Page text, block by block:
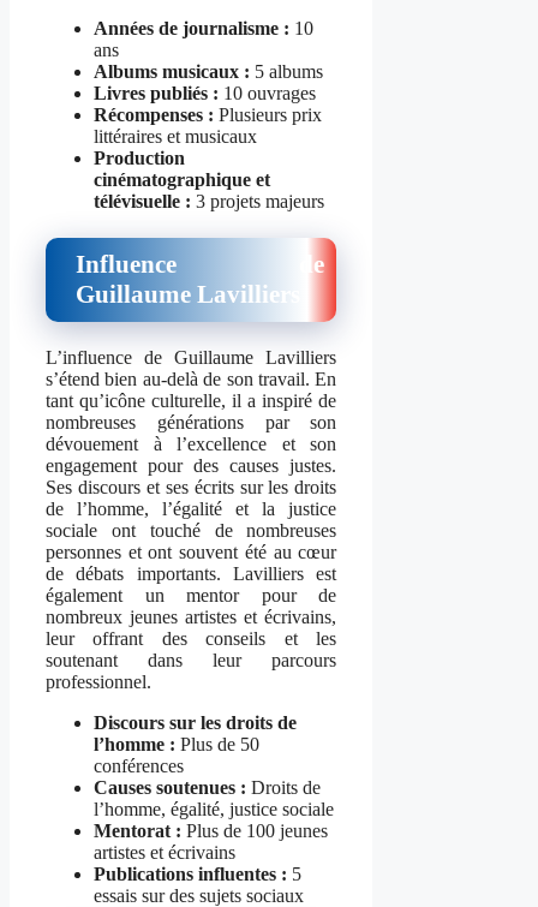
Années de journalisme : 10
ans
Albums musicaux : 5 albums
Livres publiés : 10 ouvrages
Récompenses : Plusieurs prix
littéraires et musicaux
Production
cinématographique et
télévisuelle : 3 projets majeurs
Influence de
Guillaume Lavilliers
L’influence de Guillaume Lavilliers
s’étend bien au-delà de son travail. En
tant qu’icône culturelle, il a inspiré de
nombreuses générations par son
dévouement à l’excellence et son
engagement pour des causes justes.
Ses discours et ses écrits sur les droits
de l’homme, l’égalité et la justice
sociale ont touché de nombreuses
personnes et ont souvent été au cœur
de débats importants. Lavilliers est
également un mentor pour de
nombreux jeunes artistes et écrivains,
leur offrant des conseils et les
soutenant dans leur parcours
professionnel.
Discours sur les droits de
l’homme : Plus de 50
conférences
Causes soutenues : Droits de
l’homme, égalité, justice sociale
Mentorat : Plus de 100 jeunes
artistes et écrivains
Publications influentes : 5
essais sur des sujets sociaux